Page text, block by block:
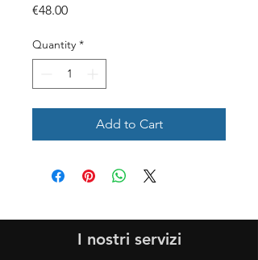
€48.00Price
Quantity *
Add to Cart
I nostri servizi